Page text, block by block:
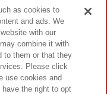
サイトポリシー
as cookies to
and ads. We
with our
combine it with
to them or that they
Please click
use cookies and
the right to opt